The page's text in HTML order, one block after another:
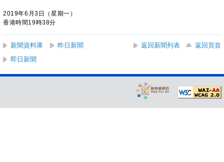
2019年6月3日（星期一）
香港時間19時38分
新聞資料庫 昨日新聞 返回新聞列表
返回頁首
即日新聞